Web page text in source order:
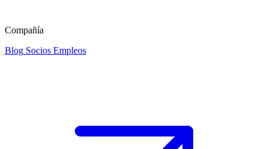
Compañía
Blog Socios Empleos